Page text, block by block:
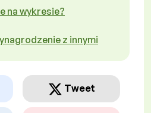
na wykresie?
z innymi
Tweet